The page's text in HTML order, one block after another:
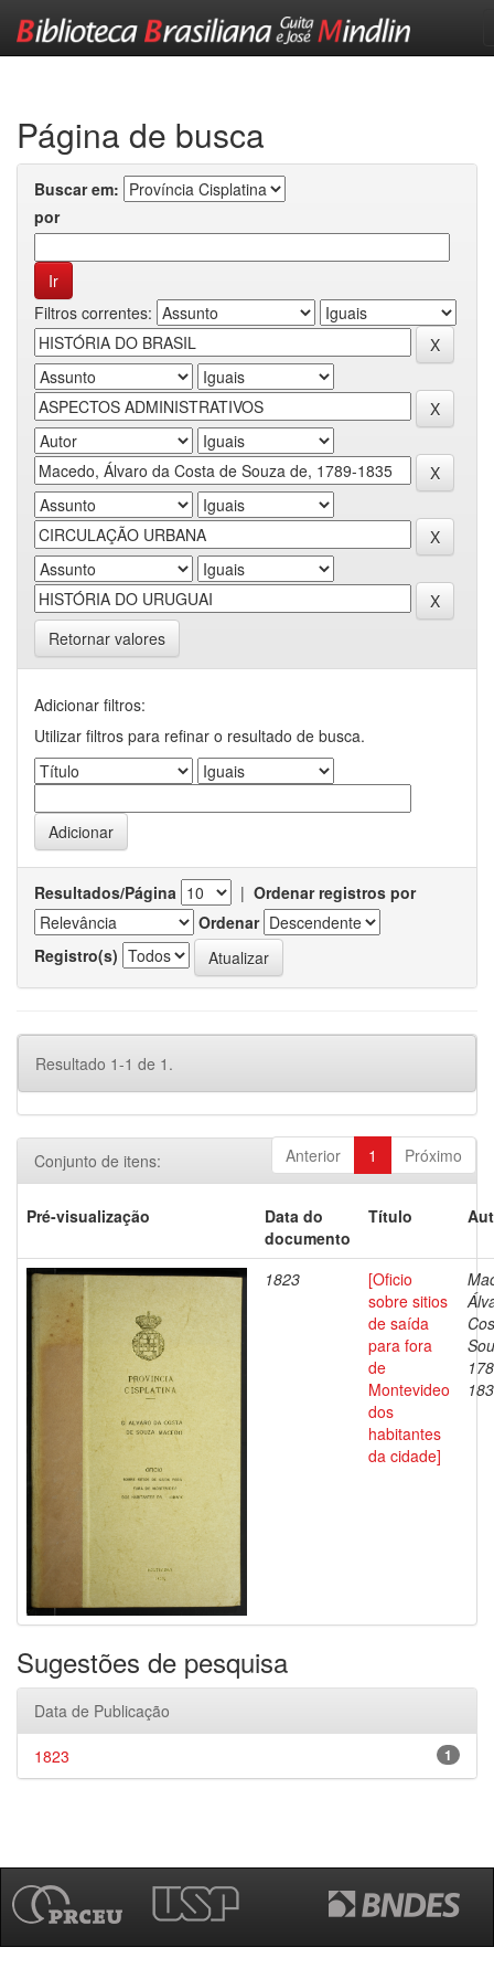
Página de busca
Buscar em:
por
Filtros correntes:
Retornar valores
Adicionar filtros:
Utilizar filtros para refinar o resultado de busca.
Resultados/Página | Ordenar registros por
Ordenar
Registro(s)
Resultado 1-1 de 1.
Anterior 1 Próximo
Conjunto de itens:
Pré-visualização
Data do
documento
Título
1823
[Oficio
sobre sitios
de saída
para fora
de
Montevideo
dos
habitantes
da cidade]
Sugestões de pesquisa
Data de Publicação
1
1823